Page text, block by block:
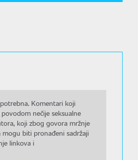
Komentari koji
nečije seksualne
koji zbog govora mržnje
biti pronađeni sadržaji
linkova i